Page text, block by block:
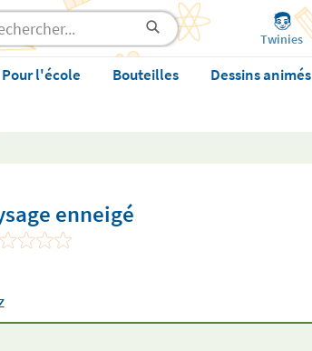
Twinies
Pour l'école Bouteilles Dessins animés
enneigé